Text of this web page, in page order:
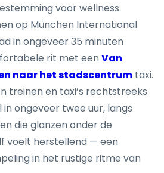
voor wellness.
op München International
in ongeveer 35 minuten
rit met eenVan
naar het stadscentrum taxi.
treinen en taxi’s rechtstreeks
in ongeveer twee uur, langs
die glanzen onder de
voelt herstellend — een
in het rustige ritme van